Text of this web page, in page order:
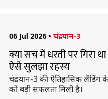
06 Jul 2026 • चंद्रयान-3
क्या सच में धरती पर गिरा
ऐसे सुलझा रहस्य
चंद्रयान-3 की ऐतिहासिक लैंडिंग
को बड़ी सफलता मिली है।